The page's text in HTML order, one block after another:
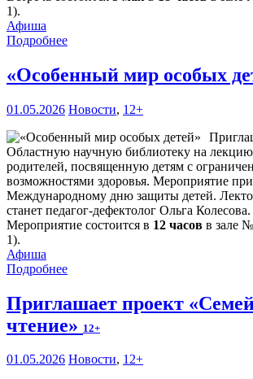
1).
Афиша
Подробнее
«Особенный мир особых
01.05.2026 Новости, 12+
Областную научную библиотеку на лекцию
родителей, посвященную детям с
возможностями здоровья. Мероприятие
Международному дню защиты детей.
станет педагог-дефектолог Ольга Колесова.
Мероприятие состоится в 12 часов в зале
1).
Афиша
Подробнее
Приглашает проект
чтение» 12+
01.05.2026 Новости, 12+